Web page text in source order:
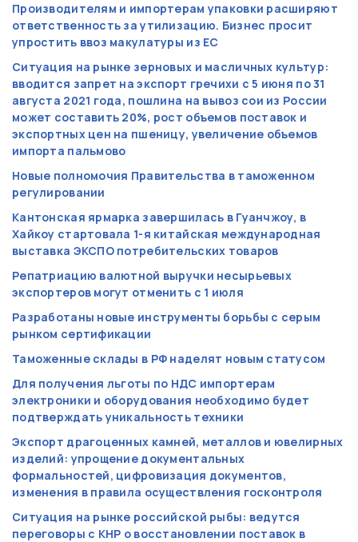
Производителям и импортерам упаковки расширяют
ответственность за утилизацию. Бизнес просит
упростить ввоз макулатуры из ЕС
Ситуация на рынке зерновых и масличных культур:
вводится запрет на экспорт гречихи с 5 июня по 31
августа 2021 года, пошлина на вывоз сои из России
может составить 20%, рост объемов поставок и
экспортных цен на пшеницу, увеличение объемов
импорта пальмово
Новые полномочия Правительства в таможенном
регулировании
Кантонская ярмарка завершилась в Гуанчжоу, в
Хайкоу стартовала 1-я китайская международная
выставка ЭКСПО потребительских товаров
Репатриацию валютной выручки несырьевых
экспортеров могут отменить с 1 июля
Разработаны новые инструменты борьбы с серым
рынком сертификации
Таможенные склады в РФ наделят новым статусом
Для получения льготы по НДС импортерам
электроники и оборудования необходимо будет
подтверждать уникальность техники
Экспорт драгоценных камней, металлов и ювелирных
изделий: упрощение документальных
формальностей, цифровизация документов,
изменения в правила осуществления госконтроля
Ситуация на рынке российской рыбы: ведутся
переговоры с КНР о восстановлении поставок в